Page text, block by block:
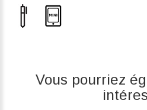
Vous pourriez